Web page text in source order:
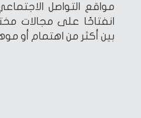
مواقع التواصل
انفتاحًا على مجالات
بين أكثر من اهتمام أو